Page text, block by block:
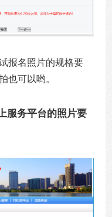
报名照片的规格要
也可以哟。
服务平台的照片要